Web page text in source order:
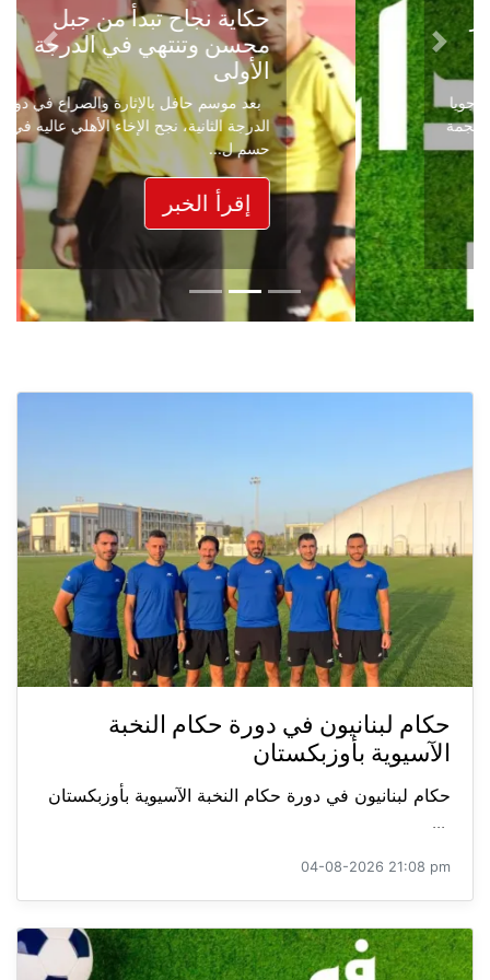
حكاية نجاح تبدأ من جبل
محسن وتنتهي في الدرجة
الأولى
بعد موسم حافل بالإثارة والصراع في دوري
الدرجة الثانية، نجح الإخاء الأهلي عاليه في
حسم ل...
إقرأ الخبر
Previous
Next
حكام لبنانيون في دورة حكام النخبة
الآسيوية بأوزبكستان
حكام لبنانيون في دورة حكام النخبة الآسيوية بأوزبكستان
...
04-08-2026 21:08 pm